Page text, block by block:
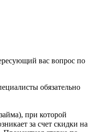
вас вопрос по
обязательно
при которой
за счет скидки на